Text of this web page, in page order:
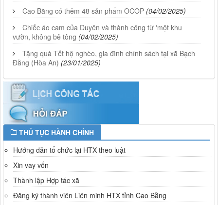
Cao Bằng có thêm 48 sản phẩm OCOP (04/02/2025)
Chiếc áo cam của Duyên và thành công từ 'một khu
vườn, không bê tông (04/02/2025)
Tặng quà Tết hộ nghèo, gia đình chính sách tại xã Bạch
Đằng (Hòa An) (23/01/2025)
THỦ TỤC HÀNH CHÍNH
Hướng dẫn tổ chức lại HTX theo luật
Xin vay vốn
Thành lập Hợp tác xã
Đăng ký thành viên Liên minh HTX tỉnh Cao Bằng